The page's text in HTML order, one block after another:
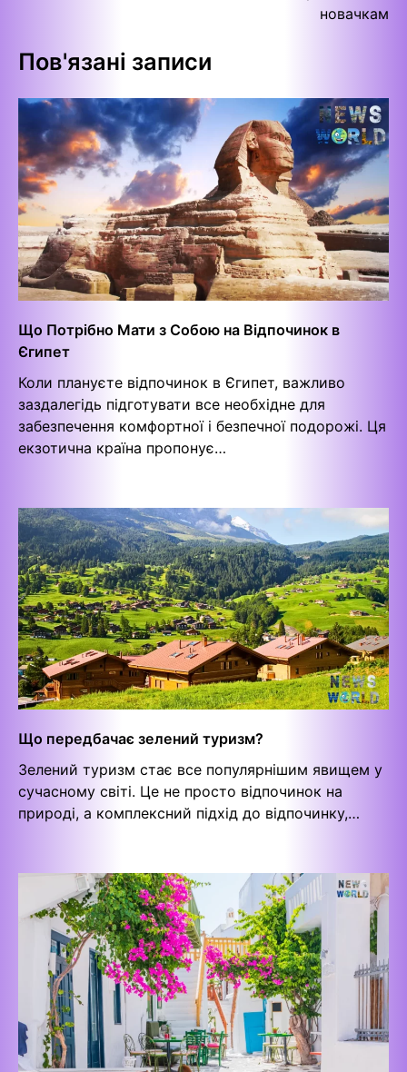
новачкам
Пов'язані записи
Що Потрібно Мати з Собою на Відпочинок в
Єгипет
Коли плануєте відпочинок в Єгипет, важливо
заздалегідь підготувати все необхідне для
забезпечення комфортної і безпечної подорожі. Ця
екзотична країна пропонує…
Що передбачає зелений туризм?
Зелений туризм стає все популярнішим явищем у
сучасному світі. Це не просто відпочинок на
природі, а комплексний підхід до відпочинку,…